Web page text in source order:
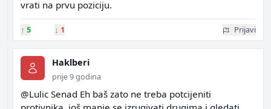
vrati na prvu poziciju.
↑ 5 ↓ 1 Prijavi
Haklberi
prije 9 godina
@Lulic Senad Eh baš zato ne treba potcijeniti